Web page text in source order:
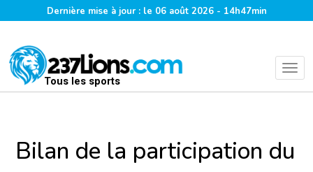
Dernière mise à jour : le 06 août 2026 - 14h47min
Tous les sports
Bilan de la participation du